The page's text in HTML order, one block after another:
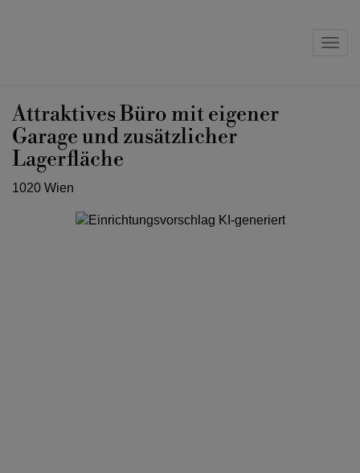
Attraktives Büro mit eigener
Garage und zusätzlicher
Lagerfläche
1020 Wien